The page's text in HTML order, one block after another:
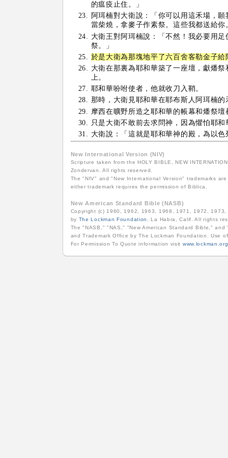
的瘟疫止住。」
阿珥楠對大衛說：「你可以用這禾場，
當柴燒，拿麥子作素祭。這些我都送給你
大衛王對阿珥楠說：「不然！我必要用
祭。」
於是大衛為那塊地平了六百舍客勒金子給
大衛在那裏為耶和華築了一座壇，獻燔
上。
耶和華吩咐使者，他就收刀入鞘。
那時，大衛見耶和華在耶布斯人阿珥楠
摩西在曠野所造之耶和華的帳幕和燔祭
只是大衛不敢前去求問神，因為懼怕耶和
大衛說：「這就是耶和華神的殿，為以
New International Version (NIV)
Scripture taken from the HOLY BIBLE, NEW
Zondervan. All rights reserved.
The "NIV" and "New International Version" trademarks
either trademark requires the permission of Biblica.
New American Standard Bible (NASB)
Copyright (c) 1960, 1962, 1963, 1968, 1971, 1972,
by The Lockman Foundation , La Habra, Calif. All rights
The "NASB," "NAS," "New American Standard Bible,"
and Trademark Office by The Lockman Foundation. Use
For Permission To Quote information visit www.lockman.org